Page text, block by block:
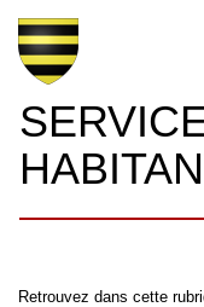
Retrouvez dans cette